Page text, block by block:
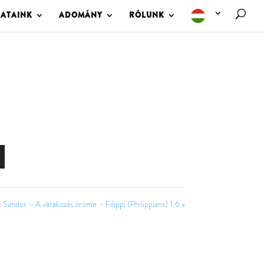
ADOMÁNY RÓLUNK
– A várakozás öröme – Filippi (Philippians) 1:6 »